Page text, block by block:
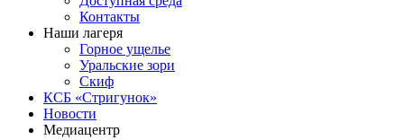
Контакты
Наши лагеря
Горное ущелье
Уральские зори
Скиф
КСБ «Стригунок»
Новости
Медиацентр